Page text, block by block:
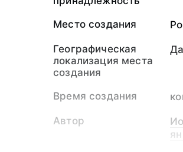
Место создания
Географическая
локализация места
создания
Время создания
Автор